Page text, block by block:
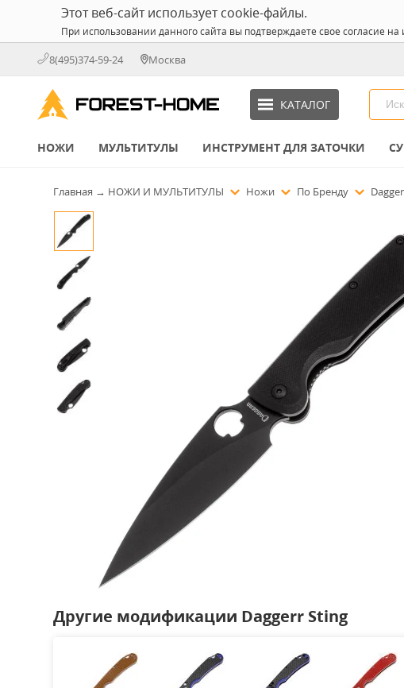
Этот веб-сайт использует cookie-файлы.
При использовании данного сайта вы подтверждаете свое согласие
8(495)374-59-24 Москва
КАТАЛОГ
НОЖИ МУЛЬТИТУЛЫ ИНСТРУМЕНТ ДЛЯ ЗАТОЧКИ
Главная → НОЖИ И МУЛЬТИТУЛЫ Ножи По Бренду
Другие модификации Daggerr Sting